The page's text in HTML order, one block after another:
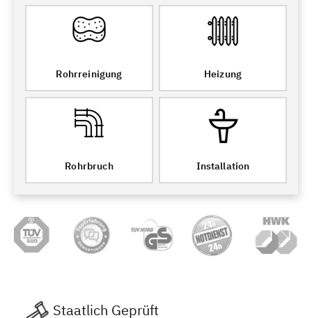
Rohrreinigung Heizung
Rohrbruch Installation
Staatlich Geprüft